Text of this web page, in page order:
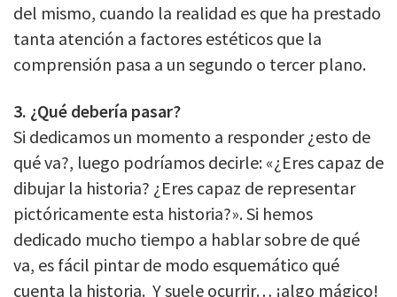
del mismo, cuando la realidad es que ha prestado
tanta atención a factores estéticos que la
comprensión pasa a un segundo o tercer plano.
3. ¿Qué debería pasar?
Si dedicamos un momento a responder ¿esto de
qué va?, luego podríamos decirle: «¿Eres capaz de
dibujar la historia? ¿Eres capaz de representar
pictóricamente esta historia?». Si hemos
dedicado mucho tiempo a hablar sobre de qué
va, es fácil pintar de modo esquemático qué
cuenta la historia. Y suele ocurrir… ¡algo mágico!